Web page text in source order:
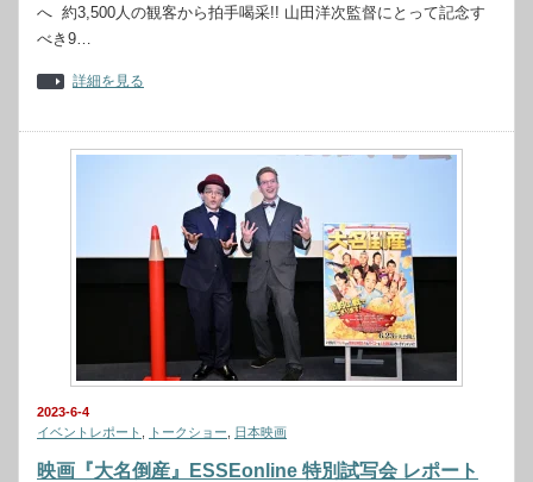
へ 約3,500人の観客から拍手喝采!! 山田洋次監督にとって記念す
べき9…
詳細を見る
2023-6-4
イベントレポート
トークショー 日本映画
映画『大名倒産』ESSEonline 特別試写会 レポート